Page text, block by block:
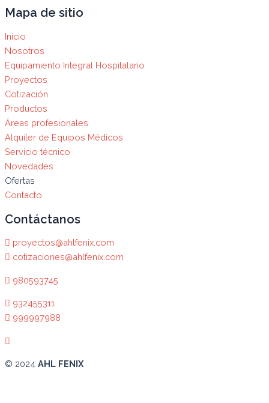
Mapa de sitio
Inicio
Nosotros
Equipamiento Integral Hospitalario
Proyectos
Cotización
Productos
Áreas profesionales
Alquiler de Equipos Médicos
Servicio técnico
Novedades
Ofertas
Contacto
Contáctanos
proyectos@ahlfenix.com
cotizaciones@ahlfenix.com
980593745
932455311
999997988
© 2024 AHL FENIX